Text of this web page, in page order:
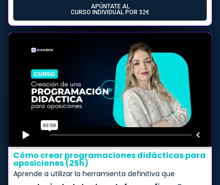
APÚNTATE AL
CURSO INDIVIDUAL POR 32€
Cómo crear programaciones didácticas para
oposiciones (25h)
Aprende a utilizar la herramienta definitiva que